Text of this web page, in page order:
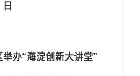
日
举办“海淀创新大讲堂”